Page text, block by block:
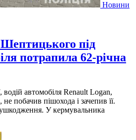
Новини
під
потрапила 62-річна
автомобiля Renault Logan,
побачив пiшохода i зачепив її.
У кермувальника